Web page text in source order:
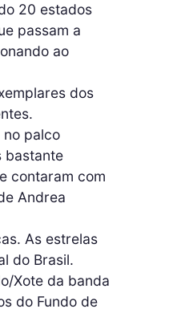
20 estados
passam a
ao
dos
no palco
bastante
contaram com
Andrea
As estrelas
do Brasil.
Xote da banda
do Fundo de